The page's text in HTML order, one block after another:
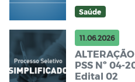
Saúde
11.06.2026
PSS Nº 04-
Edital 02